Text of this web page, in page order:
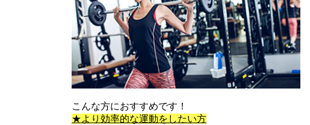
こんな方におすすめです！
★より効率的な運動をしたい方